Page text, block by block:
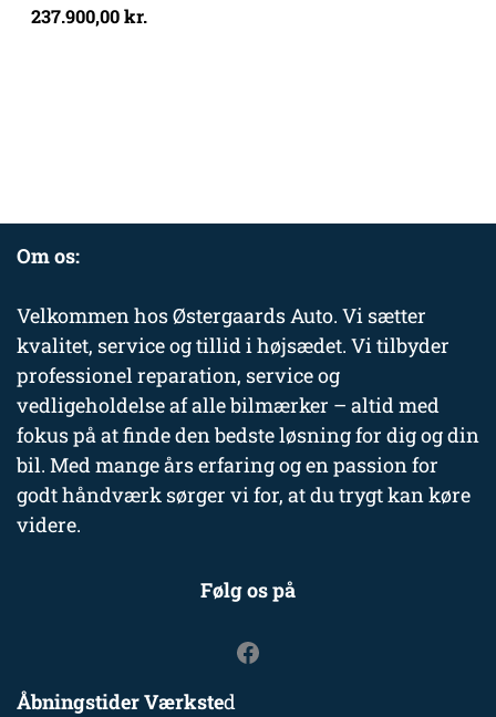
237.900,00kr.
Om os:
Velkommen hos Østergaards Auto. Vi sætter
kvalitet, service og tillid i højsædet. Vi tilbyder
professionel reparation, service og
vedligeholdelse af alle bilmærker – altid med
fokus på at finde den bedste løsning for dig og din
bil. Med mange års erfaring og en passion for
godt håndværk sørger vi for, at du trygt kan køre
videre.
Følg os på
Åbningstider Værksted